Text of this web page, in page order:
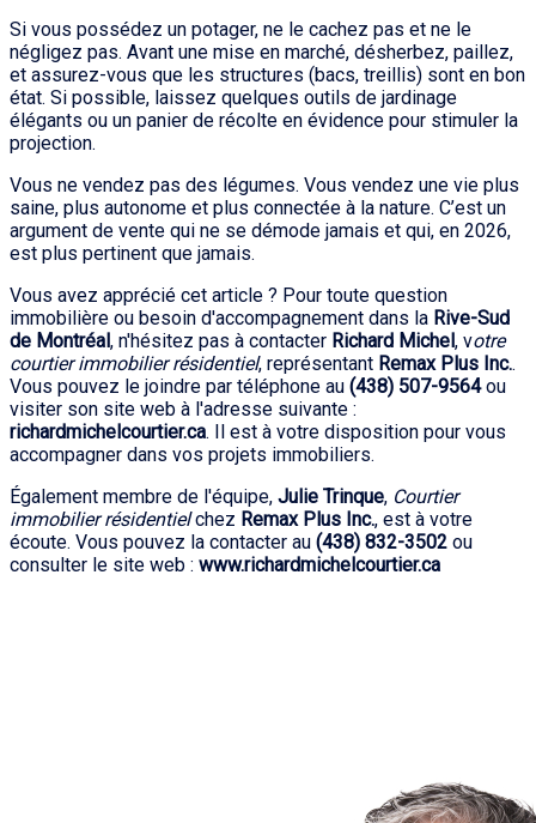
Si vous possédez un potager, ne le cachez pas et ne le
négligez pas. Avant une mise en marché, désherbez, paillez,
et assurez-vous que les structures (bacs, treillis) sont en bon
état. Si possible, laissez quelques outils de jardinage
élégants ou un panier de récolte en évidence pour stimuler la
projection.
Vous ne vendez pas des légumes. Vous vendez une vie plus
saine, plus autonome et plus connectée à la nature. C’est un
argument de vente qui ne se démode jamais et qui, en 2026,
est plus pertinent que jamais.
Vous avez apprécié cet article ? Pour toute question
immobilière ou besoin d'accompagnement dans la Rive-Sud
de Montréal, n'hésitez pas à contacter Richard Michel, votre
courtier immobilier résidentiel, représentant Remax Plus Inc..
Vous pouvez le joindre par téléphone au (438) 507-9564ou
visiter son site web à l'adresse suivante :
richardmichelcourtier.ca. Il est à votre disposition pour vous
accompagner dans vos projets immobiliers.
Également membre de l'équipe, Julie Trinque, Courtier
immobilier résidentielchez Remax Plus Inc., est à votre
écoute. Vous pouvez la contacter au (438) 832-3502 ou
consulter le site web : www.richardmichelcourtier.ca